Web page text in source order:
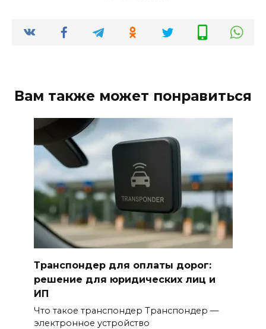
Вам также может понравиться
Транспондер для оплаты дорог:
решение для юридических лиц и
ИП
Что такое транспондер Транспондер —
электронное устройство